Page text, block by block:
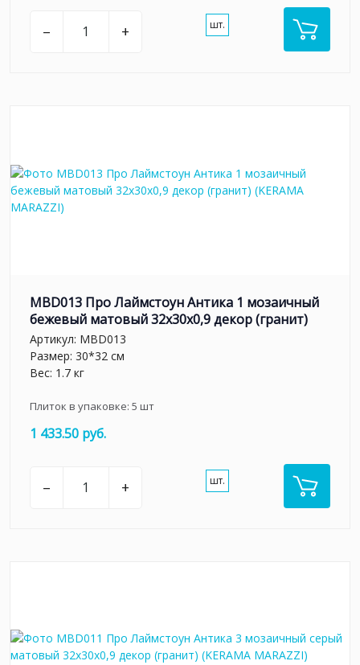
– + шт.
MBD013 Про Лаймстоун Антика 1 мозаичный
бежевый матовый 32х30х0,9 декор (гранит)
Артикул: MBD013
Размер: 30*32 см
Вес: 1.7 кг
Плиток в упаковке: 5 шт
1 433.50 руб.
– + шт.